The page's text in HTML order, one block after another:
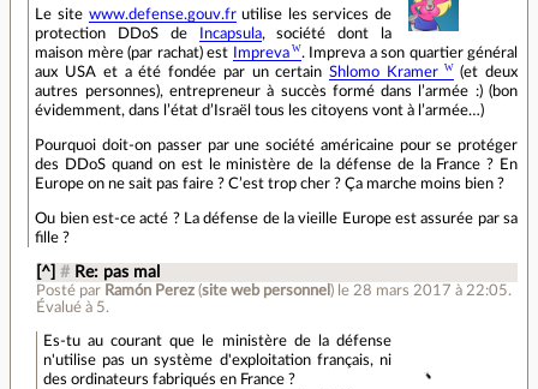
Le site www.defense.gouv.frutilise les services de
protection DDoS de
Incapsula, société dont la
maison mère (par rachat) est
Impreva
. Impreva a son quartier général
aux USA et a été fondée par un certainShlomo Kramer
(et deux
autres personnes), entrepreneur à succès formé dans l’armée :) (bon
évidemment, dans l’état d’Israël tous les citoyens vont à l’armée…)
Pourquoi doit-on passer par une société américaine pour se protéger
des DDoS quand on est le ministère de la défense de la France ? En
Europe on ne sait pas faire ? C’est trop cher ? Ça marche moins bien ?
Ou bien est-ce acté ? La défense de la vieille Europe est assurée par sa
fille ?
[^] # Re: pas mal
Posté par Ramón Perez(site web personnel ) le 28 mars 2017 à 22:05.
Évalué à 5.
Es-tu au courant que le ministère de la défense
n'utilise pas un système d'exploitation français, ni
des ordinateurs fabriqués en France ?